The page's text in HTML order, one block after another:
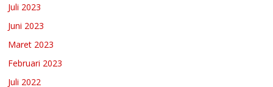
Juli 2023
Juni 2023
Maret 2023
Februari 2023
Juli 2022